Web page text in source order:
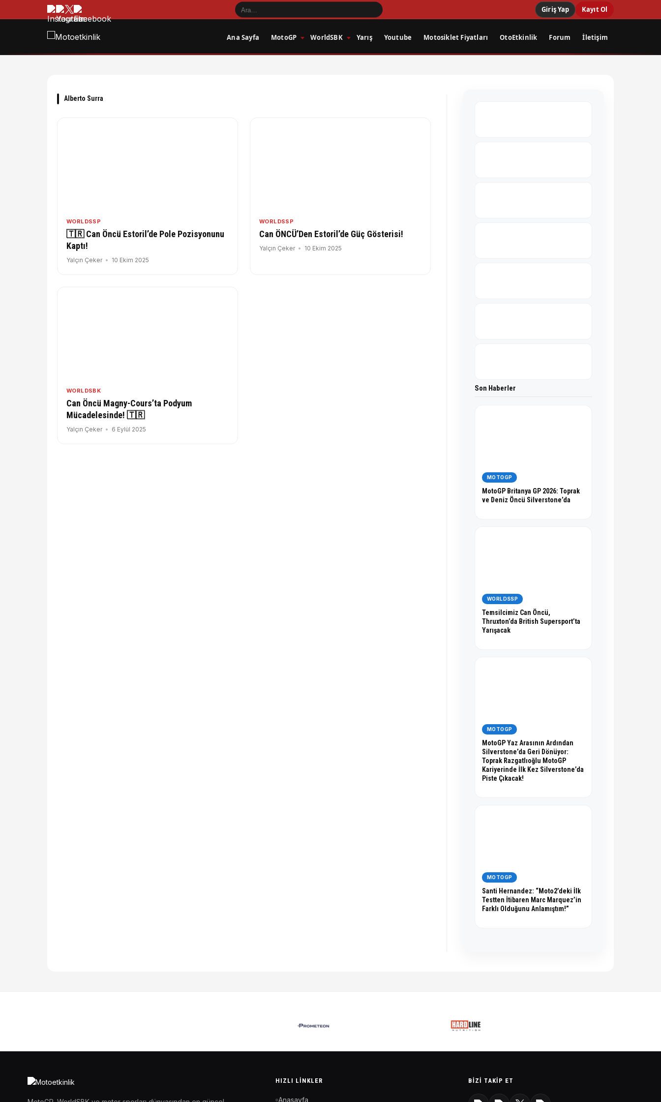
Giriş Yap Kayıt Ol
Ana Sayfa MotoGP WorldSBK Yarış Youtube Motosiklet Fiyatları OtoEtkinlik Forum İletişim
Alberto Surra
WORLDSSP
🇹🇷 Can Öncü Estoril’de Pole Pozisyonunu
Kaptı!
Yalçın Çeker 10 Ekim 2025
WORLDSSP
Can ÖNCÜ’Den Estoril’de Güç Gösterisi!
Yalçın Çeker 10 Ekim 2025
WORLDSBK
Can Öncü Magny-Cours’ta Podyum
Mücadelesinde! 🇹🇷
Yalçın Çeker 6 Eylül 2025
Son Haberler
MOTOGP
MotoGP Britanya GP 2026: Toprak
ve Deniz Öncü Silverstone’da
WORLDSSP
Temsilcimiz Can Öncü,
Thruxton’da British Supersport’ta
Yarışacak
MOTOGP
MotoGP Yaz Arasının Ardından
Silverstone’da Geri Dönüyor:
Toprak Razgatlıoğlu MotoGP
Kariyerinde İlk Kez Silverstone’da
Piste Çıkacak!
MOTOGP
Santi Hernandez: “Moto2’deki İlk
Testten İtibaren Marc Marquez’in
Farklı Olduğunu Anlamıştım!”
HIZLI LINKLER
Anasayfa
BIZI TAKIP ET